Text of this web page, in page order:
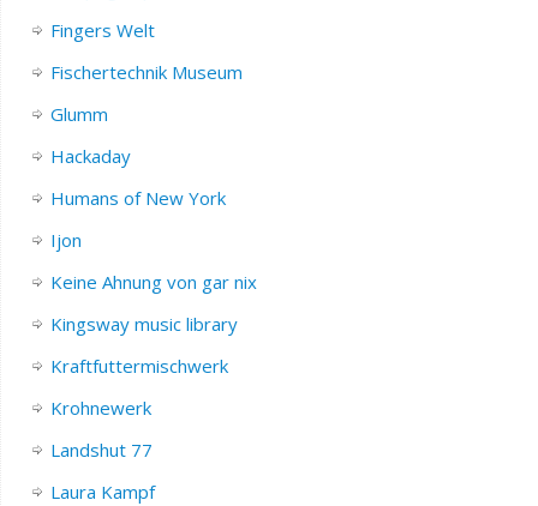
Fingers Welt
Fischertechnik Museum
Glumm
Hackaday
Humans of New York
Ijon
Keine Ahnung von gar nix
Kingsway music library
Kraftfuttermischwerk
Krohnewerk
Landshut 77
Laura Kampf